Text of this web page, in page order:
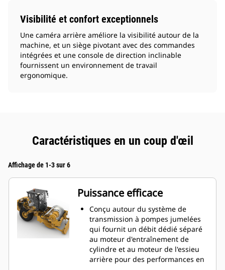
Visibilité et confort exceptionnels
Une caméra arrière améliore la visibilité autour de la
machine, et un siège pivotant avec des commandes
intégrées et une console de direction inclinable
fournissent un environnement de travail
ergonomique.
Caractéristiques en un coup d'œil
Affichage de 1-3 sur 6
Puissance efficace
Conçu autour du système de
transmission à pompes jumelées
qui fournit un débit dédié séparé
au moteur d'entraînement de
cylindre et au moteur de l'essieu
arrière pour des performances en